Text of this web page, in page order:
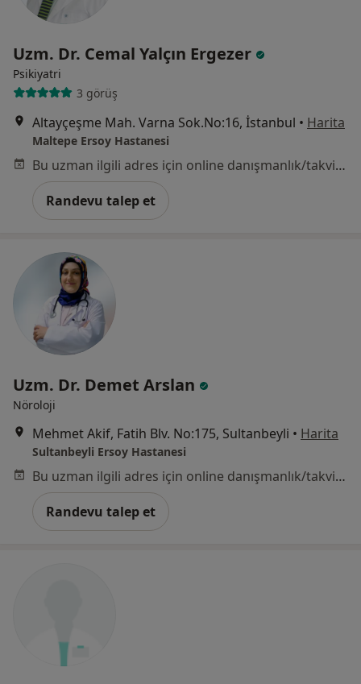
Uzm. Dr. Cemal Yalçın Ergezer
Psikiyatri
3 görüş
Altayçeşme Mah. Varna Sok.No:16, İstanbul • Harita
Maltepe Ersoy Hastanesi
Bu uzman ilgili adres için online danışmanlık/takvim sunmuyor.
Randevu talep et
Uzm. Dr. Demet Arslan
Nöroloji
Mehmet Akif, Fatih Blv. No:175, Sultanbeyli • Harita
Sultanbeyli Ersoy Hastanesi
Bu uzman ilgili adres için online danışmanlık/takvim sunmuyor.
Randevu talep et